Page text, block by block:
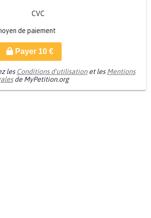
CVC
de paiement
Payer 10€
les Conditions d'utilisationet lesMentions
de MyPetition.org